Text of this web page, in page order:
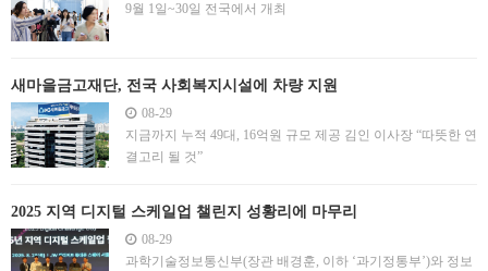
9월 1일~30일 전국에서 개최
새마을금고재단, 전국 사회복지시설에 차량 지원
08-29
지금까지 누적 49대, 16억원 규모 제공 김인 이사장 “따뜻한 연
결고리 될 것”
2025 지역 디지털 스케일업 챌린지 성황리에 마무리
08-29
과학기술정보통신부(장관 배경훈, 이하 ‘과기정통부’)와 정보